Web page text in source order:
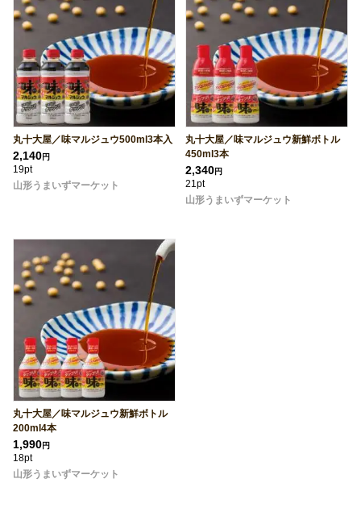
丸十大屋／味マルジュウ500ml3本入
2,140円
19pt
山形うまいずマーケット
丸十大屋／味マルジュウ新鮮ボトル
450ml3本
2,340円
21pt
山形うまいずマーケット
丸十大屋／味マルジュウ新鮮ボトル
200ml4本
1,990円
18pt
山形うまいずマーケット